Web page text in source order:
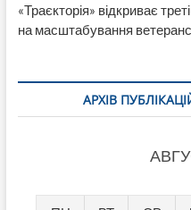
«Траєкторія» відкриває
на масштабування
АРХІВ